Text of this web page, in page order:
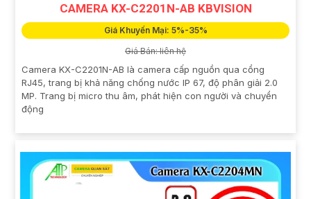
CAMERA KX-C2201N-AB KBVISION
Giá Khuyến Mại: 5%-35%
Giá Bán: liên hệ
Camera KX-C2201N-AB là camera cấp nguồn qua cổng
RJ45, trang bị khả năng chống nước IP 67, độ phân giải 2.0
MP. Trang bị micro thu âm, phát hiện con người và chuyển
động